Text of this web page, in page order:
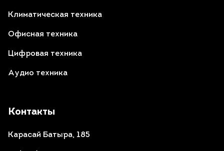
Контакты
Карасай Батыра, 185
Климатическая техника
Офисная техника
Цифровая техника
Аудио техника